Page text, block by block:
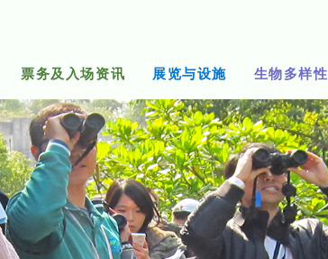
票务及入场资讯 展览与设施 生物多样性